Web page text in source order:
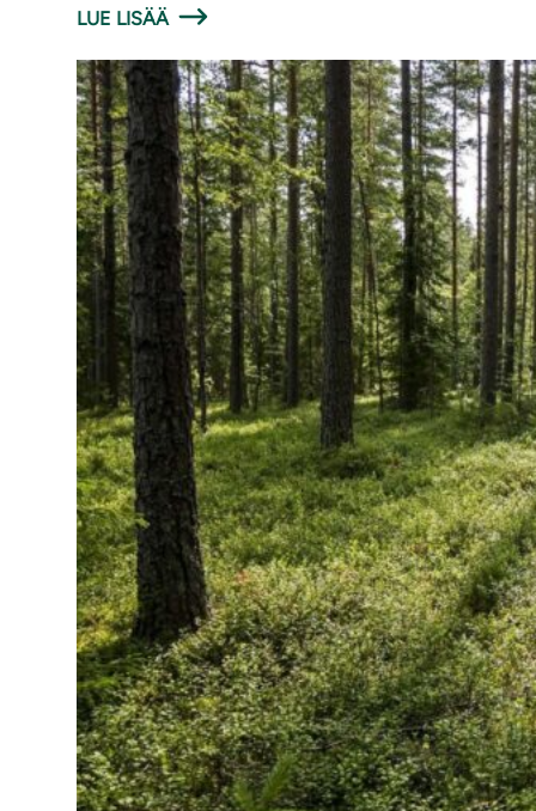
LUE LISÄÄ